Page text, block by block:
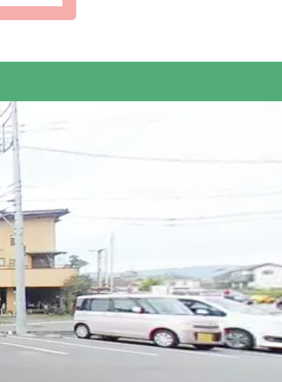
受付・エントランスの写真